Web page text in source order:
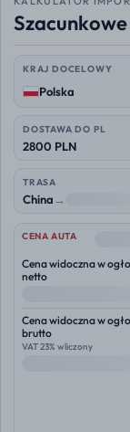
KRAJ DOCELOWY
Polska
DOSTAWA DO PL
2800 PLN
TRASA
China→
CENA AUTA
Cena widoczna w
netto
Cena widoczna w
brutto
VAT 23% wliczony